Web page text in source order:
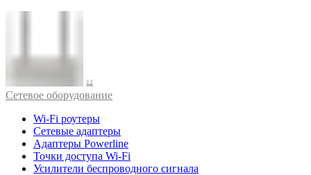
Cетевое оборудование
Wi-Fi роутеры
Сетевые адаптеры
Адаптеры Powerline
Точки доступа Wi-Fi
Усилители беспроводного сигнала